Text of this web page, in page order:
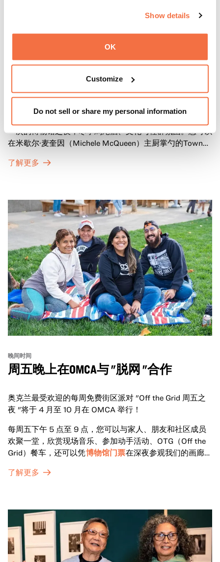
Show details
OK
Customize
Do not sell or share my personal information
OMCA的周四活动
一次的博物馆之夜，尽享鸡尾酒、文化与社群氛围。您可以
在米歇尔·麦奎因（Michele McQueen）主厨掌勺的Town
探索那些在夜幕下焕发活力的展厅，那里将呈现快闪表演、
了解更多
晚间时间
周五晚上在OMCA与 "脱网 "合作
奥克兰最受欢迎的每周免费街区派对 "Off the Grid 周五之
夜 "将于 4 月至 10 月在 OMCA 举行！
每周五下午 5 点至 9 点，您可以与家人、朋友和社区成员
欢聚一堂，欣赏现场音乐、参加动手活动、OTG（Off the
Grid）餐车，还可以凭博物馆门票在深夜参观我们的画廊和
了解更多